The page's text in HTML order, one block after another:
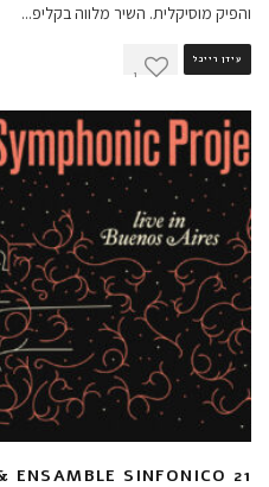
והפיק מוסיקלית. השיר מלווה בקליפ...
עידן רייכל
1
ENSAMBLE SINFONICO 21